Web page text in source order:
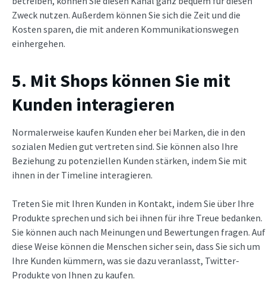
Zweck nutzen. Außerdem können Sie sich die Zeit und die
Kosten sparen, die mit anderen Kommunikationswegen
einhergehen.
5. Mit Shops können Sie mit
Kunden interagieren
Normalerweise kaufen Kunden eher bei Marken, die in den
sozialen Medien gut vertreten sind. Sie können also Ihre
Beziehung zu potenziellen Kunden stärken, indem Sie mit
ihnen in der Timeline interagieren.
Treten Sie mit Ihren Kunden in Kontakt, indem Sie über Ihre
Produkte sprechen und sich bei ihnen für ihre Treue bedanken.
Sie können auch nach Meinungen und Bewertungen fragen. Auf
diese Weise können die Menschen sicher sein, dass Sie sich um
Ihre Kunden kümmern, was sie dazu veranlasst, Twitter-
Produkte von Ihnen zu kaufen.